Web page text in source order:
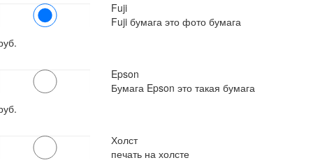
Fuji
Fuji бумага это фото бумага
Epson
Бумага Epson это такая бумага
Холст
печать на холсте